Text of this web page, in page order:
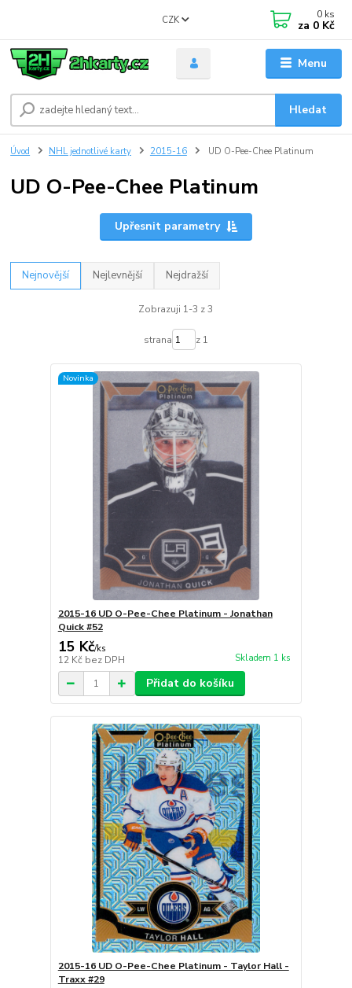
Menu
CZK
Hledat
0 ks
za 0 Kč
Úvod NHL jednotlivé karty 2015-16 UD O-Pee-Chee Platinum
UD O-Pee-Chee Platinum
Upřesnit parametry
Nejnovější Nejlevnější Nejdražší
Zobrazuji 1-3 z 3
strana z 1
Novinka
2015-16 UD O-Pee-Chee Platinum - Jonathan
Quick #52
15 Kč/ks
12 Kč bez DPH Skladem 1 ks
Přidat do košíku
2015-16 UD O-Pee-Chee Platinum - Taylor Hall -
Traxx #29